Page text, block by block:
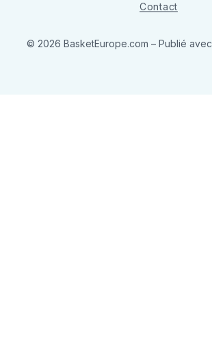
Contact
© 2026 BasketEurope.com – Publié avec